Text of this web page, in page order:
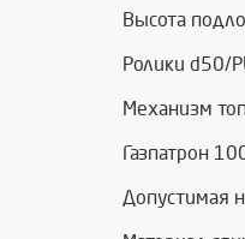
Высота
Ролики d50/
Механизм
Газпатрон
Допустимая